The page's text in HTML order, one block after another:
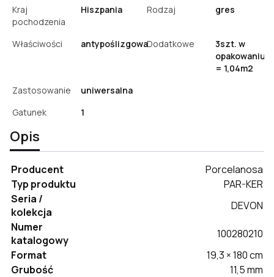
Kraj
pochodzenia
Hiszpania Rodzaj gres
Właściwości antypoślizgowaDodatkowe
3szt. w
opakowaniu
= 1,04m2
Zastosowanie
uniwersalna
Gatunek
1
Opis
Producent
Porcelanosa
Typ produktu
PAR-KER
Seria /
kolekcja
DEVON
Numer
katalogowy
100280210
Format
19,3 × 180 cm
Grubość
11,5 mm